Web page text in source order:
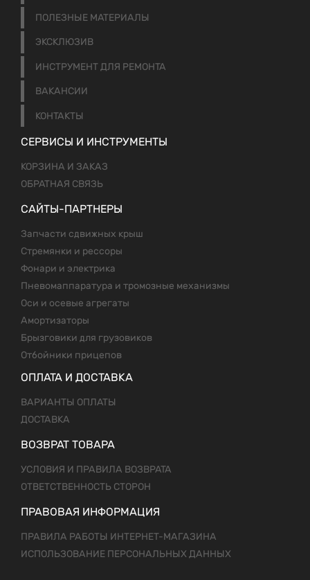
ПОЛЕЗНЫЕ МАТЕРИАЛЫ
ЭКСКЛЮЗИВ
ИНСТРУМЕНТ ДЛЯ РЕМОНТА
ВАКАНСИИ
КОНТАКТЫ
СЕРВИСЫ И ИНСТРУМЕНТЫ
КОРЗИНА И ЗАКАЗ
ОБРАТНАЯ СВЯЗЬ
САЙТЫ-ПАРТНЕРЫ
Запчасти сдвижных крыш
Стремянки и рессоры
Фонари и электрика
Пневомаппаратура и тромозные механизмы
Оси и осевые агрегаты
Амортизаторы
Брызговики для грузовиков
Отбойники прицепов
ОПЛАТА И ДОСТАВКА
ВАРИАНТЫ ОПЛАТЫ
ДОСТАВКА
ВОЗВРАТ ТОВАРА
УСЛОВИЯ И ПРАВИЛА ВОЗВРАТА
ОТВЕТСТВЕННОСТЬ СТОРОН
ПРАВОВАЯ ИНФОРМАЦИЯ
ПРАВИЛА РАБОТЫ ИНТЕРНЕТ-МАГАЗИНА
ИСПОЛЬЗОВАНИЕ ПЕРСОНАЛЬНЫХ ДАННЫХ